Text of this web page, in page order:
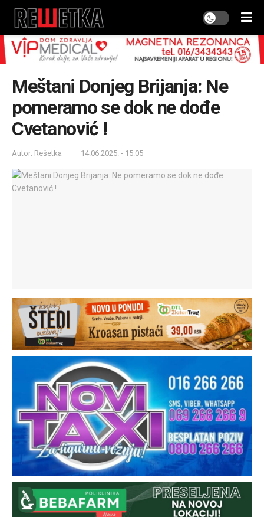
Meštani Donjeg Brijanja: Ne
pomeramo se dok ne dođe
Cvetanović !
Autor: Rešetka 14.06.2025. - 15:05